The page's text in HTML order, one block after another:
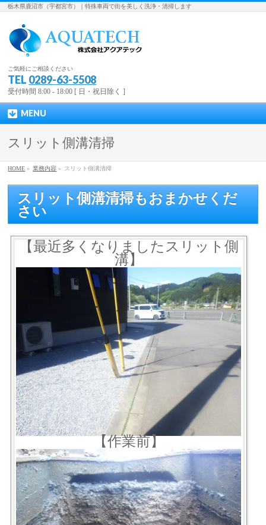
栃木県鹿沼市（宇都宮市）｜特殊車両で街を美しく洗浄・清掃します
ご気軽にご相談ください
TEL 0289-63-5508
受付時間 8:00 - 18:00 [ 日・祝日除く ]
MENU
スリット側溝清掃
HOME » 業務内容 » スリット側溝清掃
スリット側溝清掃もおまかせくだ
さい
【最近多くなりましたスリット側
溝】
【作業前】